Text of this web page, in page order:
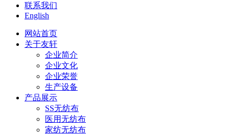
联系我们
English
网站首页
关于友轩
企业简介
企业文化
企业荣誉
生产设备
产品展示
SS无纺布
医用无纺布
家纺无纺布